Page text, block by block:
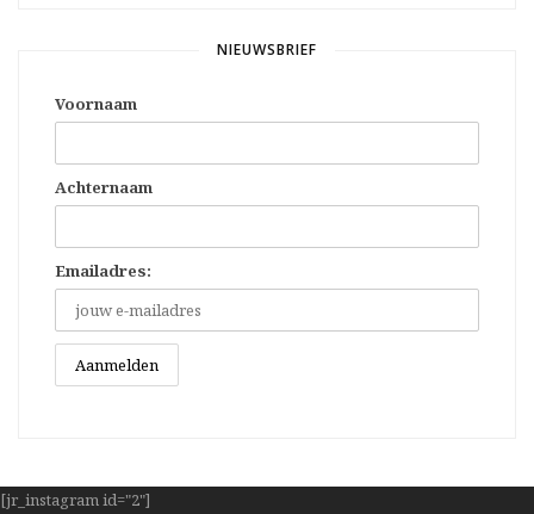
NIEUWSBRIEF
Voornaam
Achternaam
Emailadres:
[jr_instagram id="2"]